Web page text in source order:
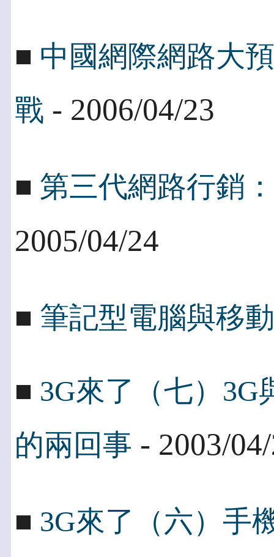
■ 中國網際網路大
戰 - 2006/04/23
■ 第三代網路行銷
2005/04/24
■ 筆記型電腦與移
■ 3G來了（七）
的兩回事 - 2003/
■ 3G來了（六）手